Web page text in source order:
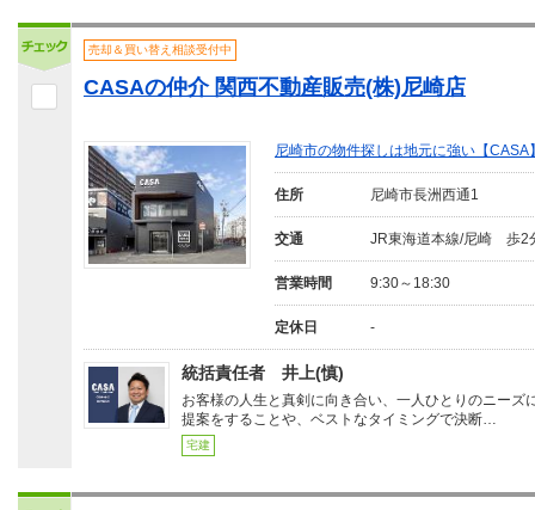
売却＆買い替え相談受付中
CASAの仲介 関西不動産販売(株)尼崎店
尼崎市の物件探しは地元に強い【
住所 尼崎市長洲西通1
交通 JR東海道本線/尼崎 歩2
営業時間 9:30～18:30
定休日 -
統括責任者 井上(慎)
お客様の人生と真剣に向き合い、一人ひとりのニーズ
提案をすることや、ベストなタイミングで決断…
宅建